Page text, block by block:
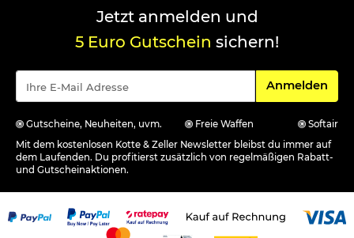
Jetzt anmelden und
5 Euro Gutschein sichern!
Für den
Anmelden
Gutscheine, Neuheiten, uvm. Freie Waffen
Softair
Mit dem kostenlosen Kotte & Zeller Newsletter bleibst du immer auf
dem Laufenden. Du profitierst zusätzlich von regelmäßigen Rabatt-
und Gutscheinaktionen.